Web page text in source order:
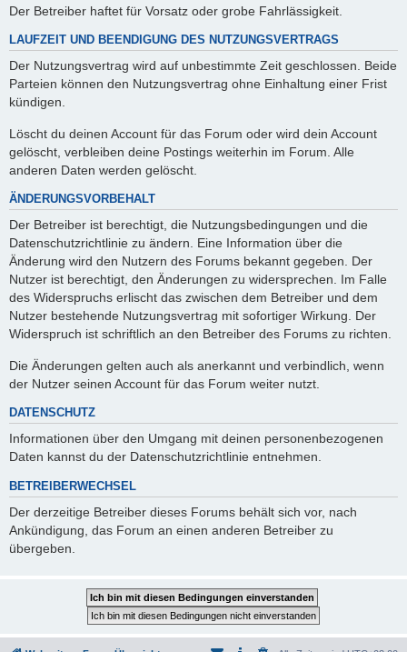
Der Betreiber haftet für Vorsatz oder grobe Fahrlässigkeit.
LAUFZEIT UND BEENDIGUNG DES NUTZUNGSVERTRAGS
Der Nutzungsvertrag wird auf unbestimmte Zeit geschlossen. Beide
Parteien können den Nutzungsvertrag ohne Einhaltung einer Frist
kündigen.
Löscht du deinen Account für das Forum oder wird dein Account
gelöscht, verbleiben deine Postings weiterhin im Forum. Alle
anderen Daten werden gelöscht.
ÄNDERUNGSVORBEHALT
Der Betreiber ist berechtigt, die Nutzungsbedingungen und die
Datenschutzrichtlinie zu ändern. Eine Information über die
Änderung wird den Nutzern des Forums bekannt gegeben. Der
Nutzer ist berechtigt, den Änderungen zu widersprechen. Im Falle
des Widerspruchs erlischt das zwischen dem Betreiber und dem
Nutzer bestehende Nutzungsvertrag mit sofortiger Wirkung. Der
Widerspruch ist schriftlich an den Betreiber des Forums zu richten.
Die Änderungen gelten auch als anerkannt und verbindlich, wenn
der Nutzer seinen Account für das Forum weiter nutzt.
DATENSCHUTZ
Informationen über den Umgang mit deinen personenbezogenen
Daten kannst du der Datenschutzrichtlinie entnehmen.
BETREIBERWECHSEL
Der derzeitige Betreiber dieses Forums behält sich vor, nach
Ankündigung, das Forum an einen anderen Betreiber zu
übergeben.